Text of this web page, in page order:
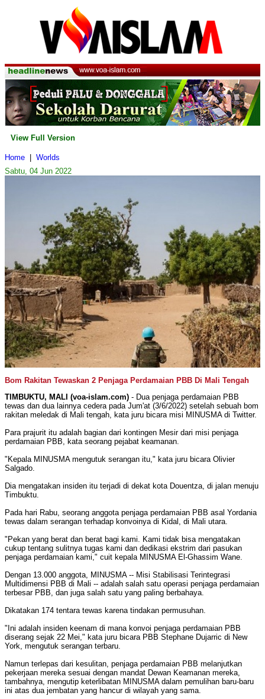
View Full Version
Home
Worlds
Sabtu, 04 Jun 2022
Bom Rakitan Tewaskan 2 Penjaga Perdamaian PBB Di Mali Tengah
TIMBUKTU, MALI (voa-islam.com) - Dua penjaga perdamaian PBB
tewas dan dua lainnya cedera pada Jum'at (3/6/2022) setelah sebuah bom
rakitan meledak di Mali tengah, kata juru bicara misi MINUSMA di Twitter.
Para prajurit itu adalah bagian dari kontingen Mesir dari misi penjaga
perdamaian PBB, kata seorang pejabat keamanan.
"Kepala MINUSMA mengutuk serangan itu," kata juru bicara Olivier
Salgado.
Dia mengatakan insiden itu terjadi di dekat kota Douentza, di jalan menuju
Timbuktu.
Pada hari Rabu, seorang anggota penjaga perdamaian PBB asal Yordania
tewas dalam serangan terhadap konvoinya di Kidal, di Mali utara.
"Pekan yang berat dan berat bagi kami. Kami tidak bisa mengatakan
cukup tentang sulitnya tugas kami dan dedikasi ekstrim dari pasukan
penjaga perdamaian kami," cuit kepala MINUSMA El-Ghassim Wane.
Dengan 13.000 anggota, MINUSMA -- Misi Stabilisasi Terintegrasi
Multidimensi PBB di Mali -- adalah salah satu operasi penjaga perdamaian
terbesar PBB, dan juga salah satu yang paling berbahaya.
Dikatakan 174 tentara tewas karena tindakan permusuhan.
"Ini adalah insiden keenam di mana konvoi penjaga perdamaian PBB
diserang sejak 22 Mei," kata juru bicara PBB Stephane Dujarric di New
York, mengutuk serangan terbaru.
Namun terlepas dari kesulitan, penjaga perdamaian PBB melanjutkan
pekerjaan mereka sesuai dengan mandat Dewan Keamanan mereka,
tambahnya, mengutip keterlibatan MINUSMA dalam pemulihan baru-baru
ini atas dua jembatan yang hancur di wilayah yang sama.